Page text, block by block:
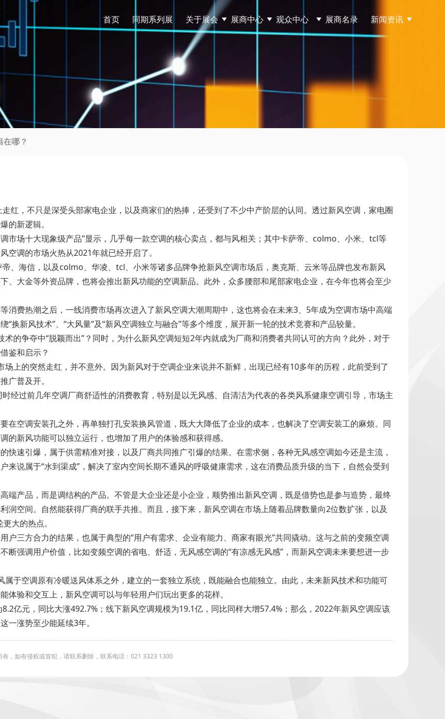
首页 同期系列展 关于展会 展商中心 观众中心 展商名录 新闻资讯
哪？
红，不只是深受头部家电企业，以及商家们的热捧，还受到了不少中产阶层的认同。透过新风空调，家电圈
的新逻辑。
市场十大现象级产品”显示，几乎每一款空调的核心卖点，都与风相关；其中卡萨帝、colmo、小米、tcl等
空调的市场火热从2021年就已经开启了。
、海信，以及colmo、华凌、tcl、小米等诸多品牌争抢新风空调市场后，奥克斯、云米等品牌也发布新风
、大金等外资品牌，也将会推出新风功能的空调新品。此外，众多腰部和尾部家电企业，在今年也将会至少
消费热潮之后，一线消费市场再次进入了新风空调大潮周期中，这也将会在未来3、5年成为空调市场中高端
换新风技术”、“大风量”及“新风空调独立与融合”等多个维度，展开新一轮的技术竞赛和产品较量。
的争夺中“脱颖而出”？同时，为什么新风空调短短2年内就成为厂商和消费者共同认可的方向？此外，对于
鉴和启示？
上的突然走红，并不意外。因为新风对于空调企业来说并不新鲜，出现已经有10多年的历程，此前受到了
广普及开。
经过前几年空调厂商舒适性的消费教育，特别是以无风感、自清洁为代表的各类风系健康空调引导，市场主
在空调安装孔之外，再单独打孔安装换风管道，既大大降低了企业的成本，也解决了空调安装工的麻烦。同
新风功能可以独立运行，也增加了用户的体验感和获得感。
快速引爆，属于供需精准对接，以及厂商共同推广引爆的结果。在需求侧，各种无风感空调如今还是主流，
来说属于“水到渠成”，解决了室内空间长期不通风的呼吸健康需求，这在消费品质升级的当下，自然会受到
端产品，而是调结构的产品。不管是大企业还是小企业，顺势推出新风空调，既是借势也是参与造势，最终
润空间。自然能获得厂商的联手共推。而且，接下来，新风空调在市场上随着品牌数量向2位数扩张，以及
大的热点。
户三方合力的结果，也属于典型的“用户有需求、企业有能力、商家有眼光”共同撬动。这与之前的变频空调
断强调用户价值，比如变频空调的省电、舒适，无风感空调的“有凉感无风感”，而新风空调未来要想进一步
于空调原有冷暖送风体系之外，建立的一套独立系统，既能融合也能独立。由此，未来新风技术和功能可
验和交互上，新风空调可以与年轻用户们玩出更多的花样。
亿元，同比大涨492.7%；线下新风空调规模为19.1亿，同比同样大增57.4%；那么，2022年新风空调应该
一涨势至少能延续3年。
，如有侵权或冒犯，请联系删除，联系电话：021 3323 1300